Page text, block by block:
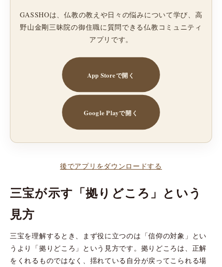
GASSHOは、仏教の教えや日々の悩みについて学び、高
野山金剛三昧院の御住職に質問できる仏教コミュニティ
アプリです。
App Storeで開く
Google Playで開く
後でアプリをダウンロードする
三宝が示す「拠りどころ」という
見方
三宝を理解するとき、まず役に立つのは「信仰の対象」とい
うより「拠りどころ」という見方です。拠りどころは、正解
をくれるものではなく、揺れている自分が戻ってこられる場